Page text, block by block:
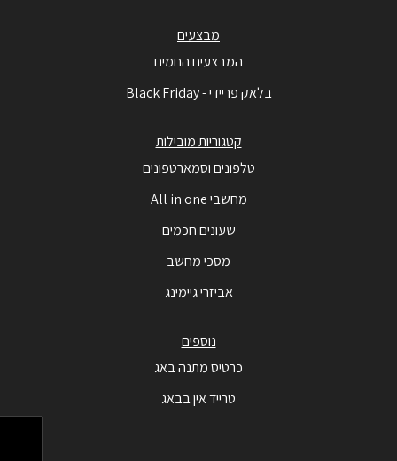
מבצעים
המבצעים החמים
בלאק פריידי - Black Friday
קטגוריות מובילות
טלפונים וסמארטפונים
מחשבי All in one
שעונים חכמים
מסכי מחשב
אביזרי גיימינג
נוספים
כרטיס מתנה באג
טרייד אין בבאג